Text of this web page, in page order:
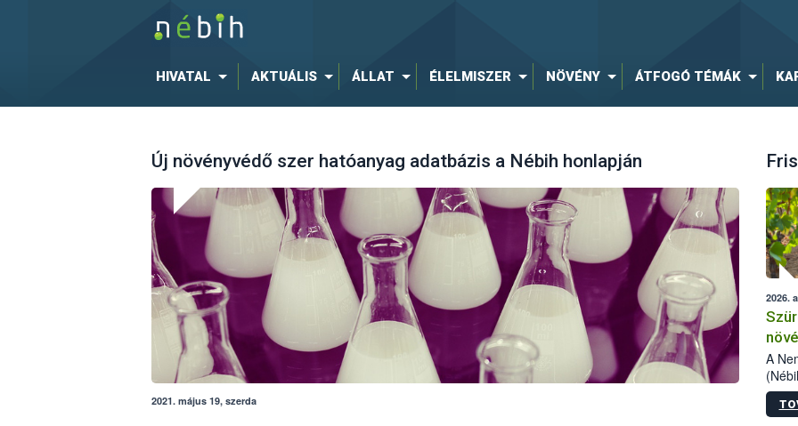
HIVATAL AKTUÁLIS ÁLLAT ÉLELMISZER NÖVÉNY ÁTFOGÓ TÉMÁK
Új növényvédő szer hatóanyag adatbázis a Nébih honlapján
2021. május 19, szerda
2026.
A